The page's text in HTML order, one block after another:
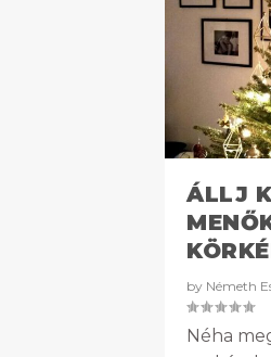
ÁLLJ
by Németh
Néha